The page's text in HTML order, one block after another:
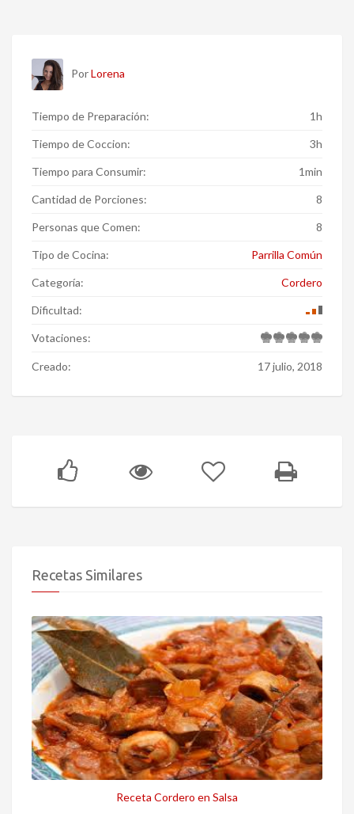
PorLorena
Tiempo de Preparación: 1h
Tiempo de Coccion: 3h
Tiempo para Consumir: 1min
Cantidad de Porciones: 8
Personas que Comen: 8
Tipo de Cocina: Parrilla Común
Categoría: Cordero
Dificultad:
Votaciones:
Creado: 17 julio, 2018
Recetas Similares
Receta Cordero en Salsa